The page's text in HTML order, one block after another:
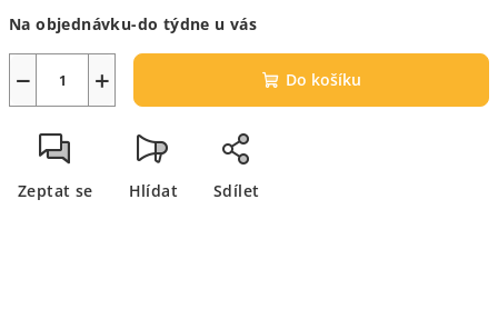
cena:
Na objednávku-do týdne u vás
+
− Do košíku
Zeptat se Hlídat Sdílet